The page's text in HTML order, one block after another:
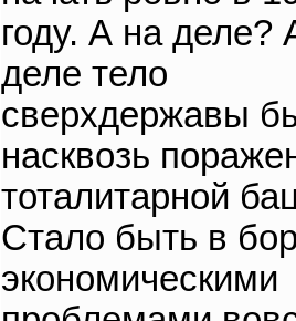
году. А на деле?
деле тело
сверхдержавы
насквозь
тоталитарной
Стало быть в
экономическими